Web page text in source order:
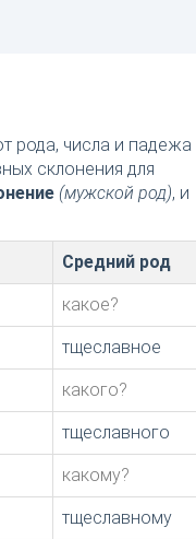
рода, числа и падежа
склонения для
(мужской род), и
Средний род
какое?
тщеславное
какого?
тщеславного
какому?
тщеславному